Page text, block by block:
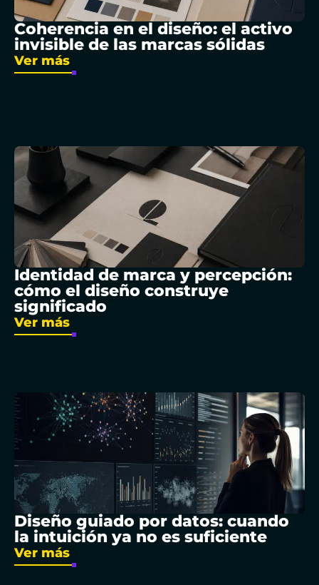
Coherencia en el diseño: el activo
invisible de las marcas sólidas
Ver más
Identidad de marca y percepción:
cómo el diseño construye
significado
Ver más
Diseño guiado por datos: cuando
la intuición ya no es suficiente
Ver más